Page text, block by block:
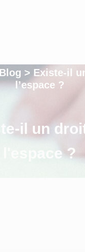
Blog > Existe-il
l’espace ?
il un
l'espace ?